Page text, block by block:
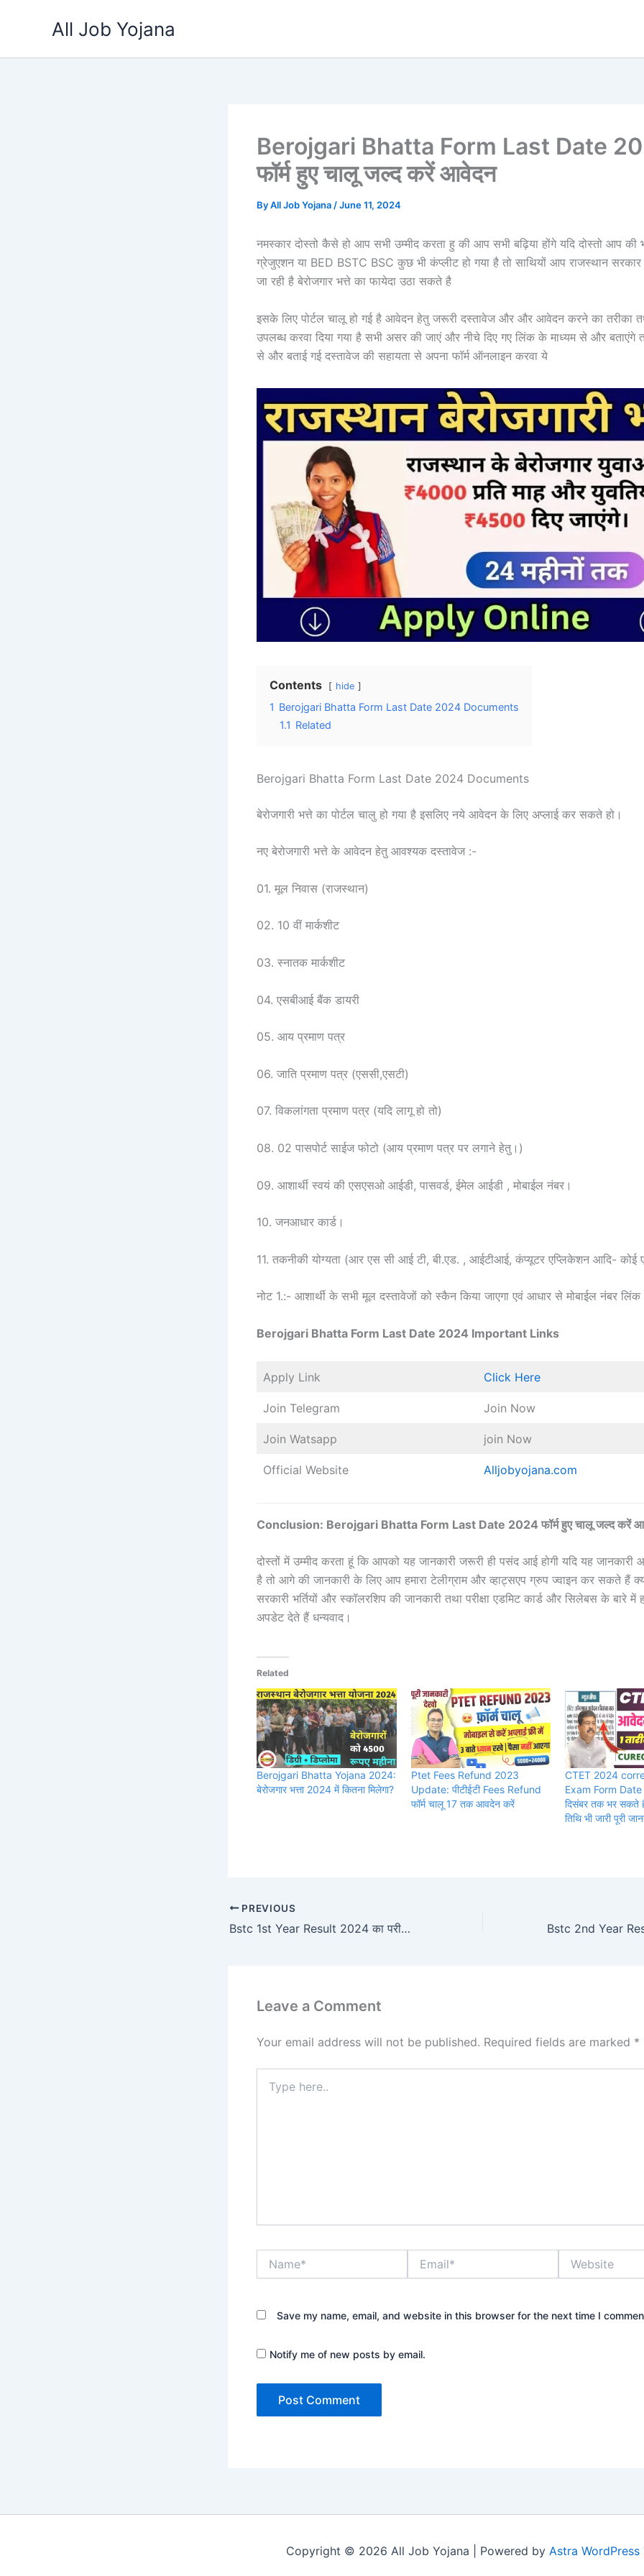
All Job Yojana
Berojgari Bhatta Form Last Date
फॉर्म हुए चालू जल्द करें आवेदन
ByAll Job Yojana /June 11, 2024
नमस्कार दोस्तो कैसे हो आप सभी उम्मीद करता हु की आप सभी बढ़िया होंगे यदि दोस्तो आप की
ग्रेजुएशन या BED BSTC BSC कुछ भी कंप्लीट हो गया है तो साथियों आप राजस्थान
जा रही है बेरोजगार भत्ते का फायेदा उठा सकते है
इसके लिए पोर्टल चालू हो गई है आवेदन हेतु जरूरी दस्तावेज और और आवेदन करने का तरीका
उपलब्ध करवा दिया गया है सभी असर की जाएं और नीचे दिए गए लिंक के माध्यम से और बताएंगे
से और बताई गई दस्तावेज की सहायता से अपना फॉर्म ऑनलाइन करवा ये
Contents hide
1 Berojgari Bhatta Form Last Date 2024 Documents
1.1 Related
Berojgari Bhatta Form Last Date 2024 Documents
बेरोजगारी भत्ते का पोर्टल चालु हो गया है इसलिए नये आवेदन के लिए अप्लाई कर सकते हो।
नए बेरोजगारी भत्ते के आवेदन हेतु आवश्यक दस्तावेज :-
01. मूल निवास (राजस्थान)
02. 10 वीं मार्कशीट
03. स्नातक मार्कशीट
04. एसबीआई बैंक डायरी
05. आय प्रमाण पत्र
06. जाति प्रमाण पत्र (एससी,एसटी)
07. विकलांगता प्रमाण पत्र (यदि लागू हो तो)
08. 02 पासपोर्ट साईज फोटो (आय प्रमाण पत्र पर लगाने हेतु।)
09. आशार्थी स्वयं की एसएसओ आईडी, पासवर्ड, ईमेल आईडी , मोबाईल नंबर।
10. जनआधार कार्ड।
11. तकनीकी योग्यता (आर एस सी आई टी, बी.एड. , आईटीआई, कंप्यूटर एप्लिकेशन आदि- कोई
नोट 1.:- आशार्थी के सभी मूल दस्तावेजों को स्कैन किया जाएगा एवं आधार से मोबाईल नंबर लिंक
Berojgari Bhatta Form Last Date 2024 Important Links
Apply Link Click Here
Join Telegram Join Now
Join Watsapp join Now
Official Website Alljobyojana.com
Conclusion: Berojgari Bhatta Form Last Date 2024 फॉर्म हुए चालू जल्द करें
दोस्तों में उम्मीद करता हूं कि आपको यह जानकारी जरूरी ही पसंद आई होगी यदि यह
है तो आगे की जानकारी के लिए आप हमारा टेलीग्राम और व्हाट्सएप ग्रुप ज्वाइन कर सकते हैं
सरकारी भर्तियों और स्कॉलरशिप की जानकारी तथा परीक्षा एडमिट कार्ड और सिलेबस के बारे
अपडेट देते हैं धन्यवाद।
Related
Berojgari Bhatta Yojana 2024:
बेरोजगार भत्ता 2024 में कितना मिलेगा?
Ptet Fees Refund 2023
Update: पीटीईटी Fees Refund
फॉर्म चालू 17 तक आवदेन करें
CTET 2024
Exam Form Date
दिसंबर तक भर सकते है
तिथि भी जारी पूरी
PREVIOUS
Bstc 1st Year Result 2024 का परीक्षा परिणाम घोषित अभी देखें
Leave a Comment
Your email address will not be published. Required fields are marked *
here..
Save my name, email, and website in this browser for the next time I
Notify me of new posts by email.
Copyright © 2026 All Job Yojana | Powered by Astra WordPress